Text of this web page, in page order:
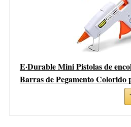
E·Durable Mini Pistolas de
Barras de Pegamento Colorido